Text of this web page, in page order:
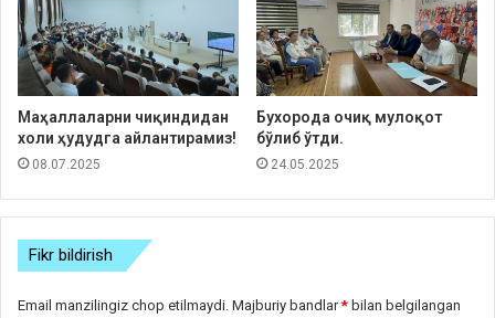
Маҳаллаларни чиқиндидан
холи ҳудудга айлантирамиз!
08.07.2025
Бухорода очиқ мулоқот
бўлиб ўтди.
24.05.2025
Fikr bildirish
Email manzilingiz chop etilmaydi. Majburiy bandlar* bilan belgilangan